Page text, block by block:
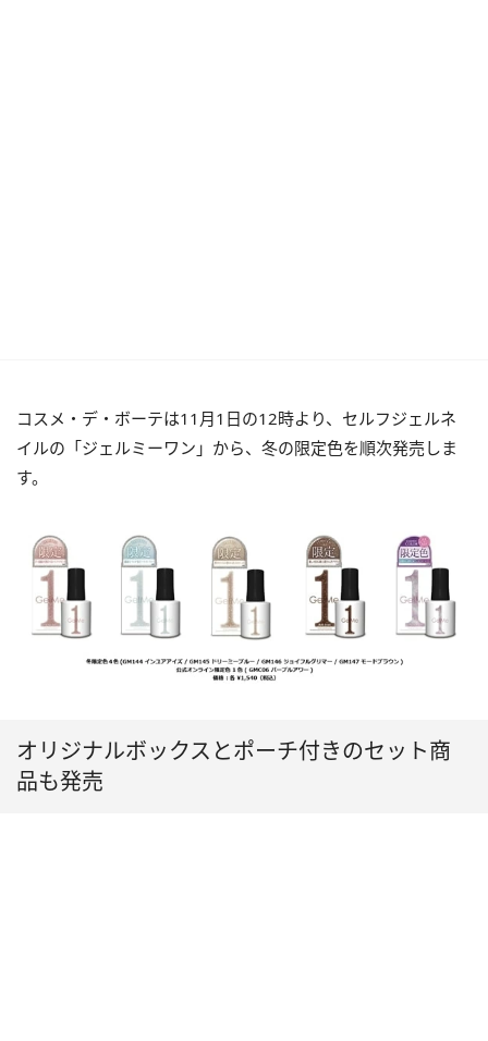
コスメ・デ・ボーテは11月1日の12時より、セルフジェルネ
イルの「ジェルミーワン」から、冬の限定色を順次発売しま
す。
オリジナルボックスとポーチ付きのセット商
品も発売